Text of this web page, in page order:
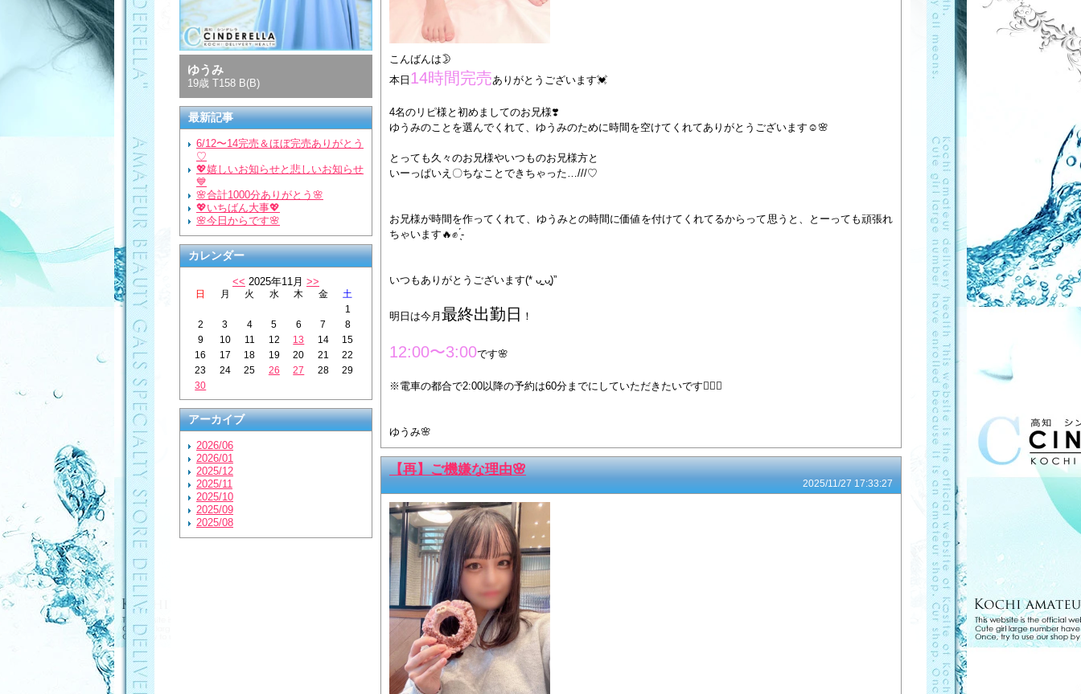
ゆうみ
19歳 T158 B(B)
最新記事
6/12〜14完売＆ほぼ完売ありがとう
♡
💖嬉しいお知らせと悲しいお知らせ
💙
🌸合計1000分ありがとう🌸
💖いちばん大事💖
🌸今日からです🌸
カレンダー
<< 2025年11月 >>
日 月 火 水 木 金
土
1
2
3 4 5 6 7
8
9
10 11 12 13 14
15
16
17 18 19 20 21
22
23
24 25 26 27 28
29
30
アーカイブ
2026/06
2026/01
2025/12
2025/11
2025/10
2025/09
2025/08
こんばんは🌛
本日 14時間完売ありがとうございます💓
4名のリピ様と初めましてのお兄様❣️
ゆうみのことを選んでくれて、ゆうみのために時間を空けてくれてありがとうございます☺️🌸
とっても久々のお兄様やいつものお兄様方と
いーっぱいえ〇ちなことできちゃった…///♡
お兄様が時間を作ってくれて、ゆうみとの時間に価値を付けてくれてるからって思うと、とーっても頑張れ
ちゃいます🔥✊ ̖́-
いつもありがとうございます(* ᴗ͈ˬᴗ͈)”
明日は今月 最終出勤日 ！
12:00〜3:00です🌸
※電車の都合で2:00以降の予約は60分までにしていただきたいです🙇🏻‍♀️
ゆうみ🌸
【再】ご機嫌な理由🌸
2025/11/27 17:33:27